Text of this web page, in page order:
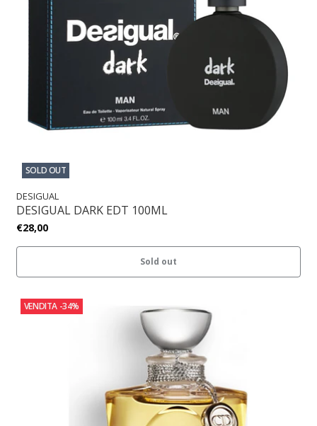
SOLD OUT
DESIGUAL
DESIGUAL DARK EDT 100ML
€28,00
Sold out
VENDITA -34%